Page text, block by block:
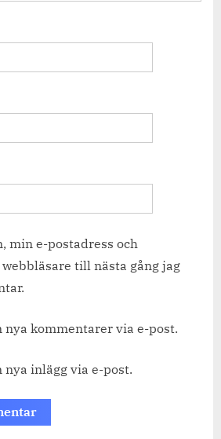
min e-postadress och
till nästa gång jag
nya kommentarer via e-post.
nya inlägg via e-post.